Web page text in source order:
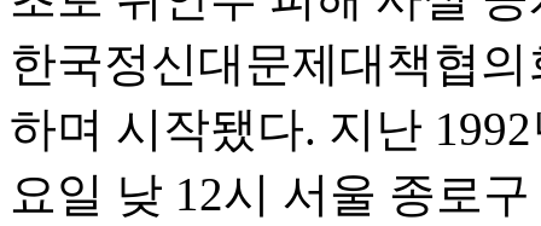
한국정신대문제대책협
하며 시작됐다. 지난
요일 낮 12시 서울 종로